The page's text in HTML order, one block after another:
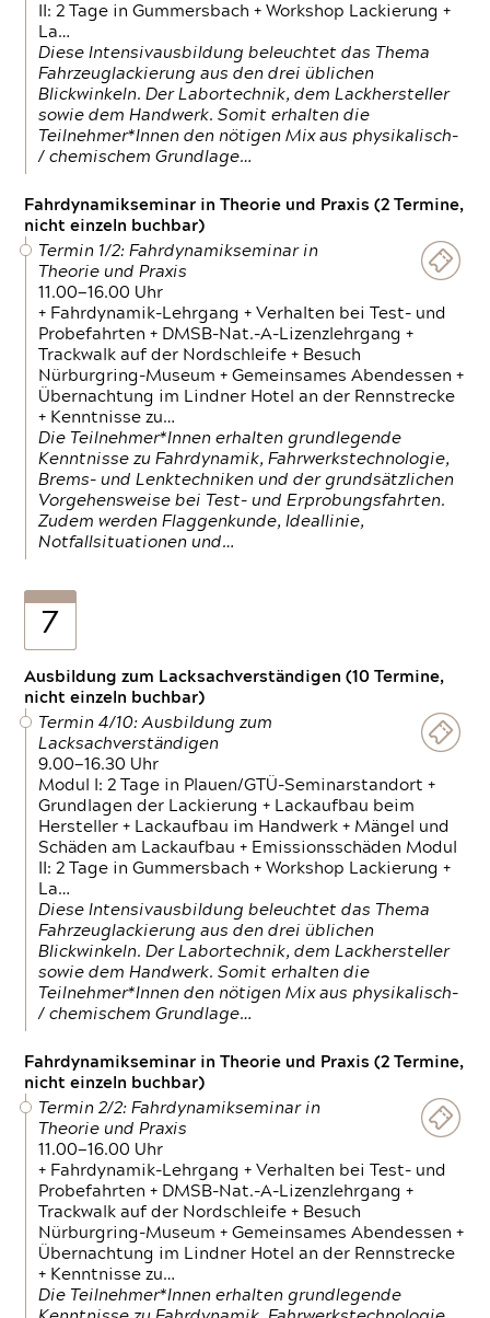
II: 2 Tage in Gummersbach + Workshop Lackierung +
La…
Diese Intensivausbildung beleuchtet das Thema
Fahrzeuglackierung aus den drei üblichen
Blickwinkeln. Der Labortechnik, dem Lackhersteller
sowie dem Handwerk. Somit erhalten die
Teilnehmer*Innen den nötigen Mix aus physikalisch-
/ chemischem Grundlage…
Fahrdynamikseminar in Theorie und Praxis (2 Termine,
nicht einzeln buchbar)
Termin 1/2: Fahrdynamikseminar in
Theorie und Praxis
11.00—16.00 Uhr
+ Fahrdynamik-Lehrgang + Verhalten bei Test- und
Probefahrten + DMSB-Nat.-A-Lizenzlehrgang +
Trackwalk auf der Nordschleife + Besuch
Nürburgring-Museum + Gemeinsames Abendessen +
Übernachtung im Lindner Hotel an der Rennstrecke
+ Kenntnisse zu…
Die Teilnehmer*Innen erhalten grundlegende
Kenntnisse zu Fahrdynamik, Fahrwerkstechnologie,
Brems- und Lenktechniken und der grundsätzlichen
Vorgehensweise bei Test- und Erprobungsfahrten.
Zudem werden Flaggenkunde, Ideallinie,
Notfallsituationen und…
7
Ausbildung zum Lacksachverständigen (10 Termine,
nicht einzeln buchbar)
Termin 4/10: Ausbildung zum
Lacksachverständigen
9.00—16.30 Uhr
Modul I: 2 Tage in Plauen/GTÜ-Seminarstandort +
Grundlagen der Lackierung + Lackaufbau beim
Hersteller + Lackaufbau im Handwerk + Mängel und
Schäden am Lackaufbau + Emissionsschäden Modul
II: 2 Tage in Gummersbach + Workshop Lackierung +
La…
Diese Intensivausbildung beleuchtet das Thema
Fahrzeuglackierung aus den drei üblichen
Blickwinkeln. Der Labortechnik, dem Lackhersteller
sowie dem Handwerk. Somit erhalten die
Teilnehmer*Innen den nötigen Mix aus physikalisch-
/ chemischem Grundlage…
Fahrdynamikseminar in Theorie und Praxis (2 Termine,
nicht einzeln buchbar)
Termin 2/2: Fahrdynamikseminar in
Theorie und Praxis
11.00—16.00 Uhr
+ Fahrdynamik-Lehrgang + Verhalten bei Test- und
Probefahrten + DMSB-Nat.-A-Lizenzlehrgang +
Trackwalk auf der Nordschleife + Besuch
Nürburgring-Museum + Gemeinsames Abendessen +
Übernachtung im Lindner Hotel an der Rennstrecke
+ Kenntnisse zu…
Die Teilnehmer*Innen erhalten grundlegende